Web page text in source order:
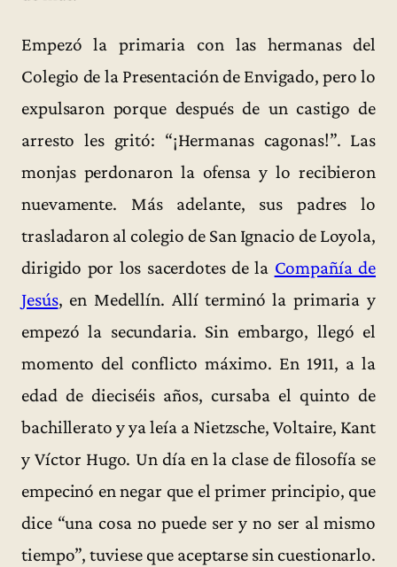
Empezó la primaria con las hermanas del
Colegio de la Presentación de Envigado, pero lo
expulsaron porque después de un castigo de
arresto les gritó: “¡Hermanas cagonas!”. Las
monjas perdonaron la ofensa y lo recibieron
nuevamente. Más adelante, sus padres lo
trasladaron al colegio de San Ignacio de Loyola,
dirigido por los sacerdotes de la Compañía de
Jesús, en Medellín. Allí terminó la primaria y
empezó la secundaria. Sin embargo, llegó el
momento del conflicto máximo. En 1911, a la
edad de dieciséis años, cursaba el quinto de
bachillerato y ya leía a Nietzsche, Voltaire, Kant
y Víctor Hugo. Un día en la clase de filosofía se
empecinó en negar que el primer principio, que
dice “una cosa no puede ser y no ser al mismo
tiempo”, tuviese que aceptarse sin cuestionarlo.